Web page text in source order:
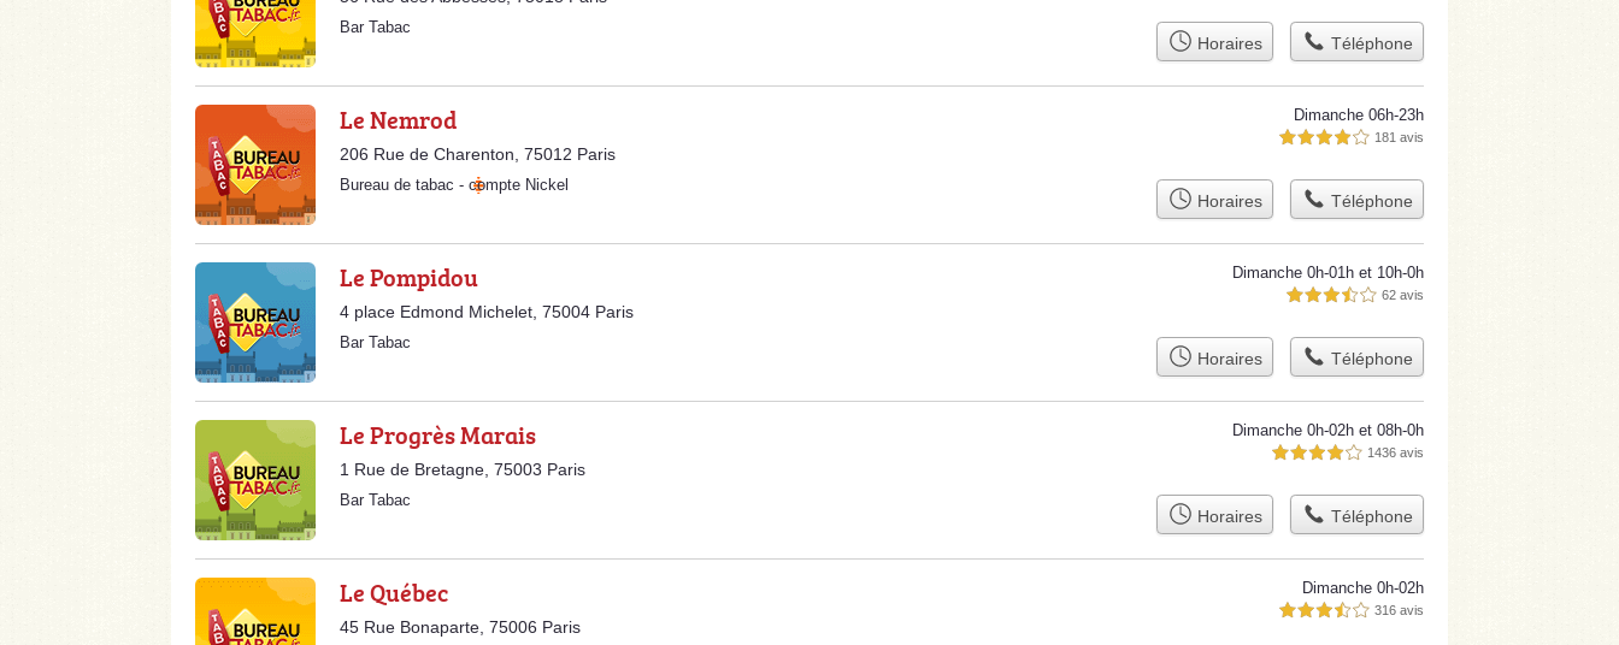
Bar Tabac
Horaires Téléphone
Le Nemrod
206 Rue de Charenton, 75012 Paris
Dimanche 06h-23h
4,0 étoiles sur 5 181 avis
Bureau de tabac - compte Nickel
Horaires Téléphone
Le Pompidou
4 place Edmond Michelet, 75004 Paris
Dimanche 0h-01h et 10h-0h
3,5 étoiles sur 5 62 avis
Bar Tabac
Horaires Téléphone
Le Progrès Marais
1 Rue de Bretagne, 75003 Paris
Dimanche 0h-02h et 08h-0h
4,0 étoiles sur 5 1436 avis
Bar Tabac
Horaires Téléphone
Le Québec
45 Rue Bonaparte, 75006 Paris
Dimanche 0h-02h
3,5 étoiles sur 5 316 avis